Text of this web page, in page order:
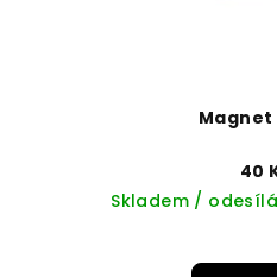
40
Skladem /